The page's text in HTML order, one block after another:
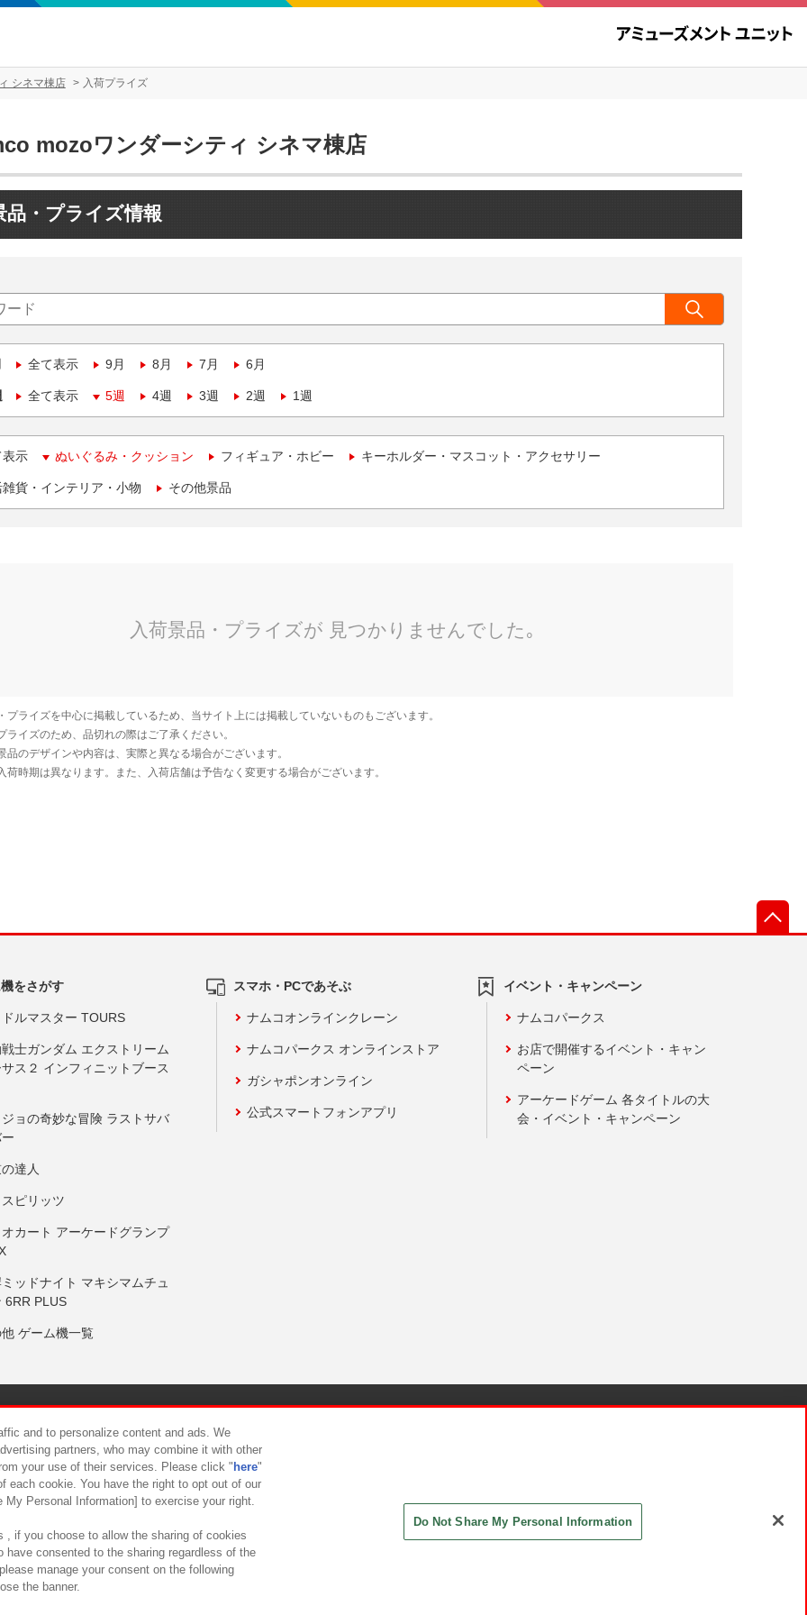
シネマ棟店 入荷プライズ
mozoワンダーシティ シネマ棟店
品・プライズ情報
全て表示 9月 8月 7月 6月
全て表示 5週 4週 3週 2週 1週
表示 ぬいぐるみ・クッション フィギュア・ホビー キーホルダー・マスコット・アクセサリー
貨・インテリア・小物 その他景品
をさがす
ルマスター TOURS
士ガンダム エクストリーム
ス２ インフィニットブース
ョの奇妙な冒険 ラストサバ
達人
ピリッツ
カート アーケードグランプ
ッドナイト マキシマムチュ
6RR PLUS
ゲーム機一覧
スマホ・PCであそぶ
ナムコオンラインクレーン
ナムコパークス オンラインストア
ガシャポンオンライン
公式スマートフォンアプリ
イベント・キャンペーン
ナムコパークス
お店で開催するイベント・キャン
ペーン
アーケードゲーム 各タイトルの大
会・イベント・キャンペーン
について カスタマーハラスメント対応方針
and to personalize content and ads. We
partners, who may combine it with other
your use of their services. Please click " here"
each cookie. You have the right to opt out of our
Personal Information] to exercise your right.
, if you choose to allow the sharing of cookies
have consented to the sharing regardless of the
manage your consent on the following
the banner.
Do Not Share My Personal Information